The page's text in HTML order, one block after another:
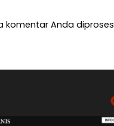
komentar Anda diproses